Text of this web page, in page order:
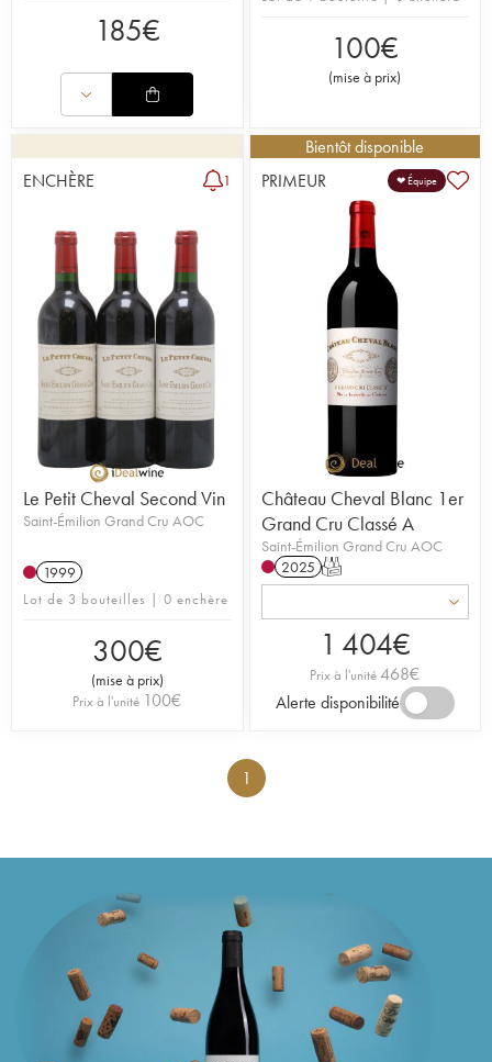
185€ 100€
(mise à prix)
ENCHÈRE 1
Le Petit Cheval Second Vin
Saint-Émilion Grand Cru AOC
1999
Lot de 3 bouteilles | 0 enchère
300€
(mise à prix)
Prix à l'unité 100€
Bientôt disponible
PRIMEUR
❤ Équipe
Château Cheval Blanc 1er
Grand Cru Classé A
Saint-Émilion Grand Cru AOC
2025 T
1 404€
Prix à l'unité468€
Alerte disponibilité
1